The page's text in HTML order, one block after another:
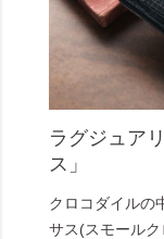
ラグジュア
ス」
クロコダイルの
サス(スモールク